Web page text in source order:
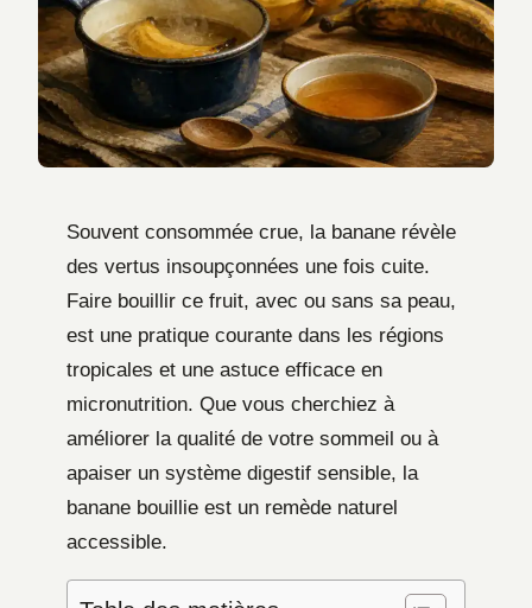
Souvent consommée crue, la banane révèle
des vertus insoupçonnées une fois cuite.
Faire bouillir ce fruit, avec ou sans sa peau,
est une pratique courante dans les régions
tropicales et une astuce efficace en
micronutrition. Que vous cherchiez à
améliorer la qualité de votre sommeil ou à
apaiser un système digestif sensible, la
banane bouillie est un remède naturel
accessible.